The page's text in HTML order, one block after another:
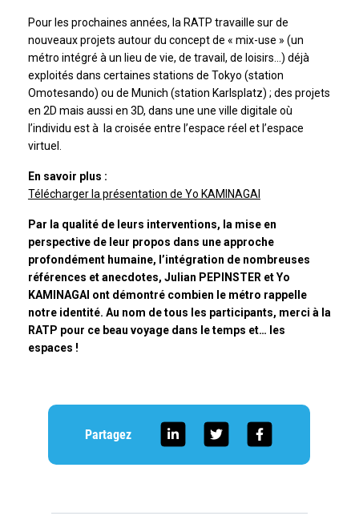
Pour les prochaines années, la RATP travaille sur de
nouveaux projets autour du concept de « mix-use » (un
métro intégré à un lieu de vie, de travail, de loisirs…) déjà
exploités dans certaines stations de Tokyo (station
Omotesando) ou de Munich (station Karlsplatz) ; des projets
en 2D mais aussi en 3D, dans une une ville digitale où
l’individu est à la croisée entre l’espace réel et l’espace
virtuel.
En savoir plus :
Télécharger la présentation de Yo KAMINAGAI
Par la qualité de leurs interventions, la mise en
perspective de leur propos dans une approche
profondément humaine, l’intégration de nombreuses
références et anecdotes, Julian PEPINSTER et Yo
KAMINAGAI ont démontré combien le métro rappelle
notre identité. Au nom de tous les participants, merci à la
RATP pour ce beau voyage dans le temps et… les
espaces !
Partagez